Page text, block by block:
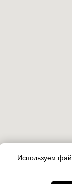
Используем